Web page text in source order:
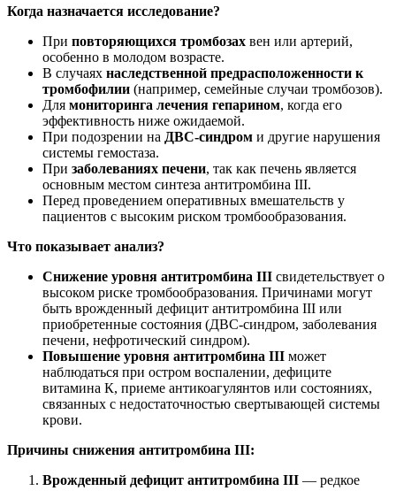
Когда назначается исследование?
При повторяющихся тромбозах вен или артерий,
особенно в молодом возрасте.
В случаях наследственной предрасположенности к
тромбофилии (например, семейные случаи тромбозов).
Для мониторинга лечения гепарином, когда его
эффективность ниже ожидаемой.
При подозрении на ДВС-синдром и другие нарушения
системы гемостаза.
При заболеваниях печени, так как печень является
основным местом синтеза антитромбина III.
Перед проведением оперативных вмешательств у
пациентов с высоким риском тромбообразования.
Что показывает анализ?
Снижение уровня антитромбина III свидетельствует о
высоком риске тромбообразования. Причинами могут
быть врожденный дефицит антитромбина III или
приобретенные состояния (ДВС-синдром, заболевания
печени, нефротический синдром).
Повышение уровня антитромбина III может
наблюдаться при остром воспалении, дефиците
витамина К, приеме антикоагулянтов или состояниях,
связанных с недостаточностью свертывающей системы
крови.
Причины снижения антитромбина III:
Врожденный дефицит антитромбина III — редкое